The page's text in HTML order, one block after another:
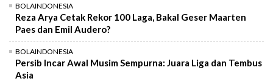
BOLAINDONESIA
Reza Arya Cetak Rekor 100 Laga, Bakal Geser Maarten
Paes dan Emil Audero?
BOLAINDONESIA
Persib Incar Awal Musim Sempurna: Juara Liga dan Tembus
Asia